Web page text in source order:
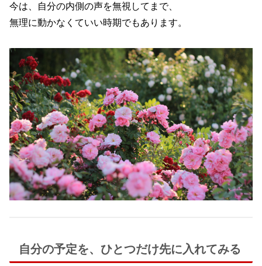
今は、自分の内側の声を無視してまで、
無理に動かなくていい時期でもあります。
自分の予定を、ひとつだけ先に入れてみる